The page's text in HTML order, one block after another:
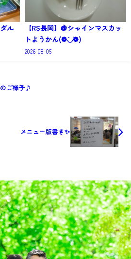
ル
【RS長岡】🍇シャインマスカッ
トようかん(❁´◡`❁)
2026-08-05
ご様子♪
メニュー版書き✨